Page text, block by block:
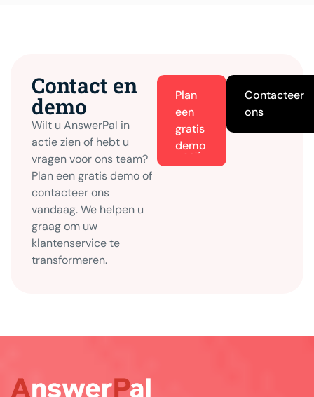
Contact en
demo
Wilt u AnswerPal in
actie zien of hebt u
vragen voor ons team?
Plan een gratis demo of
contacteer ons
vandaag. We helpen u
graag om uw
klantenservice te
transformeren.
Plan
een
gratis
demo
Contacteer
ons